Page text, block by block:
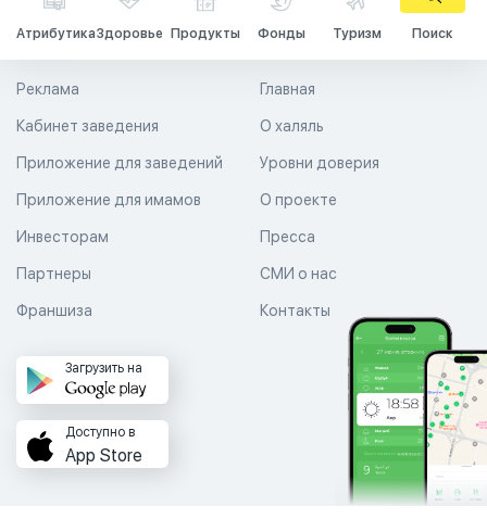
АтрибутикаЗдоровье Продукты Фонды Туризм Поиск
Главная
О халяль
Уровни доверия
Реклама
Кабинет заведения
Приложение для заведений
Приложение для имамов О проекте
Пресса
СМИ о нас
Контакты
Инвесторам
Партнеры
Франшиза
Загрузить на
Доступно в
App Store